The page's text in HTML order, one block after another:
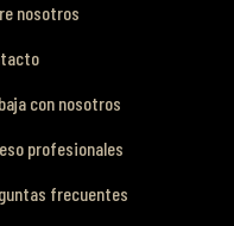
nosotros
con nosotros
profesionales
frecuentes